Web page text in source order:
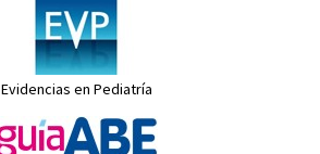
Evidencias en Pediatría